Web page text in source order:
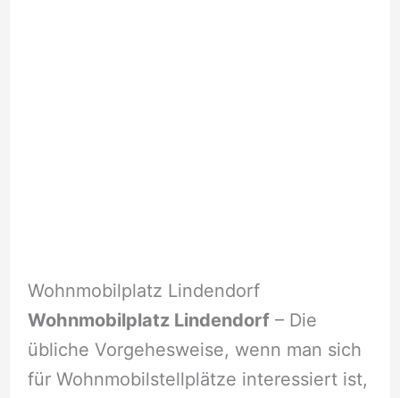
Wohnmobilplatz Lindendorf
Wohnmobilplatz Lindendorf– Die
übliche Vorgehesweise, wenn man sich
für Wohnmobilstellplätze interessiert ist,